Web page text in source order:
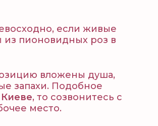
если живые
из пионовидных роз в
вложены душа,
запахи. Подобное
, то созвонитесь с
место.